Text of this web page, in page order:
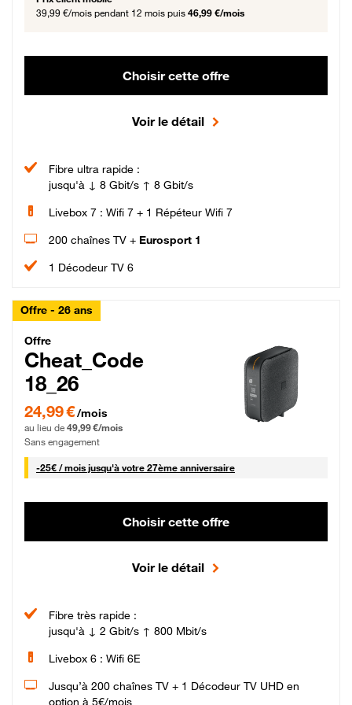
39,99 €/mois pendant 12 mois puis 46,99 €/mois
Choisir cette offre
Voir le détail
Fibre ultra rapide :
jusqu'à ↓ 8 Gbit/s ↑ 8 Gbit/s
Livebox 7 : Wifi 7 + 1 Répéteur Wifi 7
200 chaînes TV + Eurosport 1
1 Décodeur TV 6
Offre - 26 ans
Cheat_Code Fibre_18_26
Offre
Cheat_Code
18_26
24,99 € par mois pendant 0 mois puis 49,99 € par mois, Sans engagement
24,99 €/mois
au lieu de 49,99 €/mois
Sans engagement
-25€ / mois25 € par mois
jusqu'à votre 27ème anniversaire
Choisir cette offre
Voir le détail
Fibre très rapide :
jusqu'à ↓ 2 Gbit/s ↑ 800 Mbit/s
Livebox 6 : Wifi 6E
Jusqu’à 200 chaînes TV + 1 Décodeur TV UHD en
option à 5€/mois